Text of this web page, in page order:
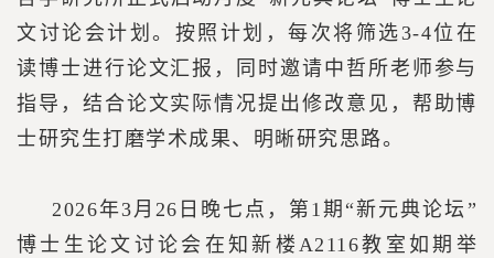
文讨论会计划。按照计划，每次将筛选3-4位在
读博士进行论文汇报，同时邀请中哲所老师参与
指导，结合论文实际情况提出修改意见，帮助博
士研究生打磨学术成果、明晰研究思路。
2026年3月26日晚七点，第1期“新元典论坛”
博士生论文讨论会在知新楼A2116教室如期举